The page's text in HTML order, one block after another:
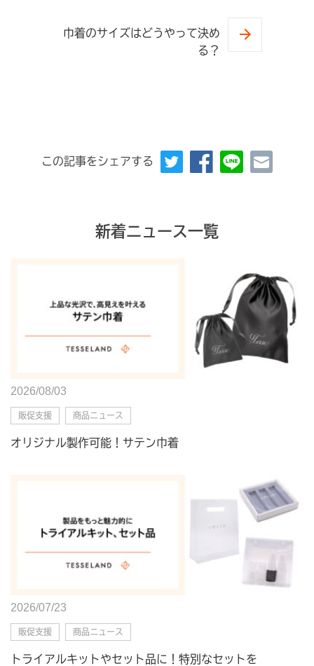
巾着のサイズはどうやって決め
る？
この記事をシェアする
新着ニュース一覧
2026/08/03
販促支援 商品ニュース
オリジナル製作可能！サテン巾着
2026/07/23
販促支援 商品ニュース
トライアルキットやセット品に！特別なセットを